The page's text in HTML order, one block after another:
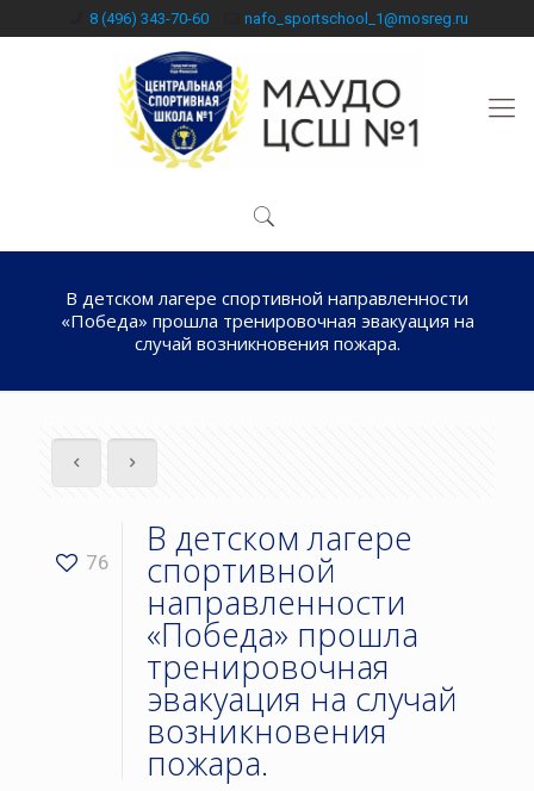
8 (496) 343-70-60 nafo_sportschool_1@mosreg.ru
В детском лагере спортивной направленности
«Победа» прошла тренировочная эвакуация на
случай возникновения пожара.
76
В детском лагере
спортивной
направленности
«Победа» прошла
тренировочная
эвакуация на случай
возникновения
пожара.